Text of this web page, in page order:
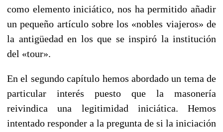
como elemento iniciático, nos ha permitido añadir
un pequeño artículo sobre los «nobles viajeros» de
la antigüedad en los que se inspiró la institución
del «tour».
En el segundo capítulo hemos abordado un tema de
particular interés puesto que la masonería
reivindica una legitimidad iniciática. Hemos
intentado responder a la pregunta de si la iniciación